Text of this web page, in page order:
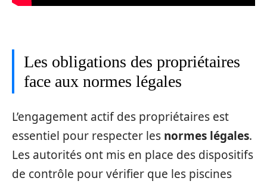
Les obligations des propriétaires
face aux normes légales
L’engagement actif des propriétaires est
essentiel pour respecter les normes légales.
Les autorités ont mis en place des dispositifs
de contrôle pour vérifier que les piscines